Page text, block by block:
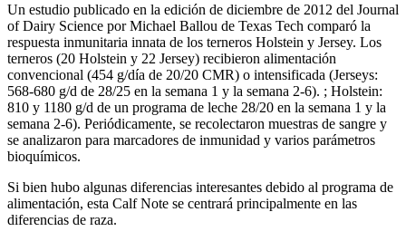
Un estudio publicado en la edición de diciembre de 2012 del Journal
of Dairy Science por Michael Ballou de Texas Tech comparó la
respuesta inmunitaria innata de los terneros Holstein y Jersey. Los
terneros (20 Holstein y 22 Jersey) recibieron alimentación
convencional (454 g/día de 20/20 CMR) o intensificada (Jerseys:
568-680 g/d de 28/25 en la semana 1 y la semana 2-6). ; Holstein:
810 y 1180 g/d de un programa de leche 28/20 en la semana 1 y la
semana 2-6). Periódicamente, se recolectaron muestras de sangre y
se analizaron para marcadores de inmunidad y varios parámetros
bioquímicos.
Si bien hubo algunas diferencias interesantes debido al programa de
alimentación, esta Calf Note se centrará principalmente en las
diferencias de raza.